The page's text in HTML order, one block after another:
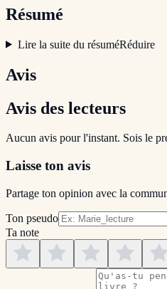
Résumé
Lire la suite du résuméRéduire
Avis
Avis des lecteurs
Aucun avis pour l'instant. Sois le
Laisse ton avis
Partage ton opinion avec la
Ton pseudo
Ta note